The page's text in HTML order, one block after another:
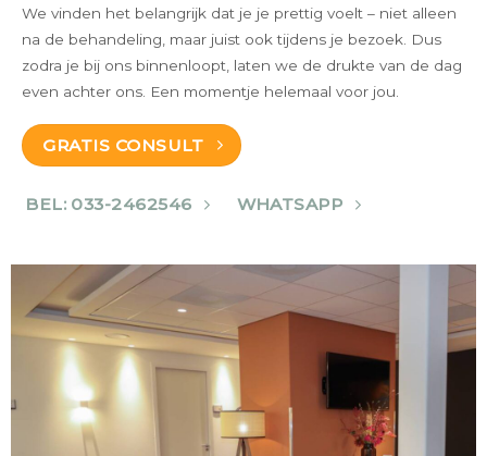
We vinden het belangrijk dat je je prettig voelt – niet alleen
na de behandeling, maar juist ook tijdens je bezoek. Dus
zodra je bij ons binnenloopt, laten we de drukte van de dag
even achter ons. Een momentje helemaal voor jou.
GRATIS CONSULT
BEL: 033-2462546 WHATSAPP